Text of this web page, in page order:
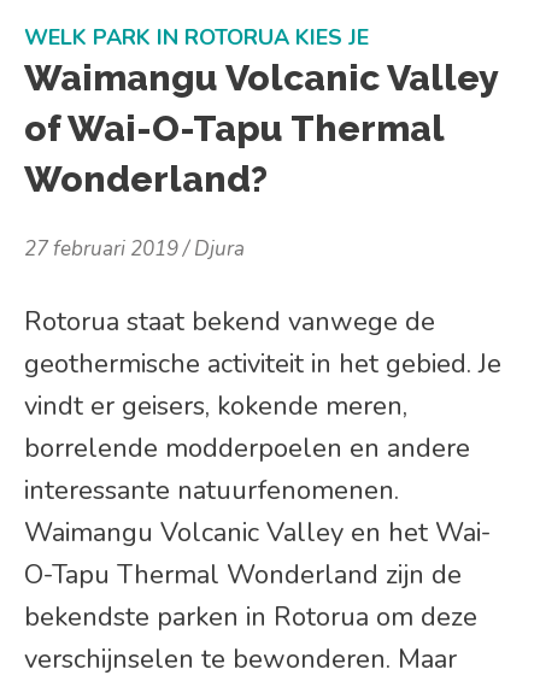
Waimangu Volcanic Valley
of Wai-O-Tapu Thermal
Wonderland?
WELK PARK IN ROTORUA KIES JE
27 februari 2019 Djura
Rotorua staat bekend vanwege de
geothermische activiteit in het gebied. Je
vindt er geisers, kokende meren,
borrelende modderpoelen en andere
interessante natuurfenomenen.
Waimangu Volcanic Valley en het Wai-
O-Tapu Thermal Wonderland zijn de
bekendste parken in Rotorua om deze
verschijnselen te bewonderen. Maar